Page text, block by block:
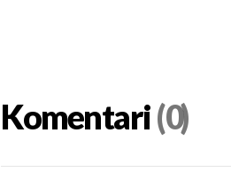
Komentari(0)